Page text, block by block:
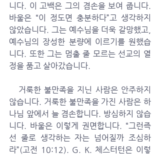
니다. 이 고백은 그의 겸손을 보여 줍니다.
바울은 “이 정도면 충분하다”고 생각하지
않았습니다. 그는 예수님을 더욱 갈망했고,
예수님의 장성한 분량에 이르기를 원했습
니다. 또한 그는 멈출 줄 모르는 선교의 열
정을 품고 살아갔습니다.
않습니다. 거룩한 불만족을 가진 사람은 하
나님 앞에서 늘 겸손합니다. 방심하지 않습
니다. 바울은 이렇게 권면합니다. “그런즉
선 줄로 생각하는 자는 넘어질까 조심하
라”(고전 10:12). G. K. 체스터턴은 이렇